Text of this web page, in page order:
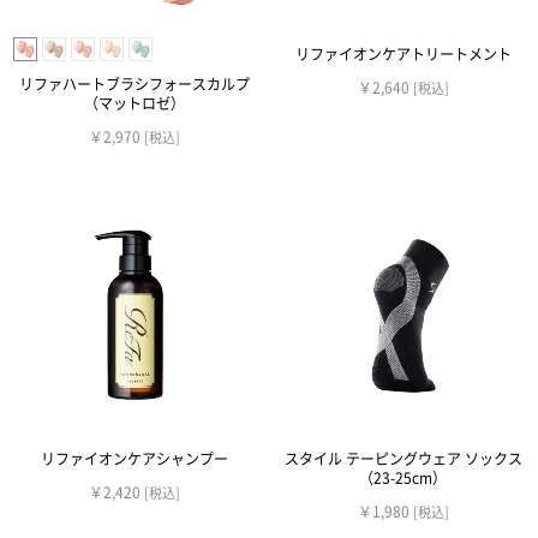
リファハートブラシフォースカルプ
（マットロゼ）
￥2,970 [税込]
リファイオンケアトリートメント
￥2,640 [税込]
リファイオンケアシャンプー
￥2,420 [税込]
スタイル テーピングウェア ソックス
（23-25cm）
￥1,980 [税込]